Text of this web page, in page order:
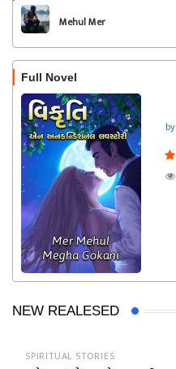
Mehul Mer
Full Novel
NEW REALESED
SPIRITUAL STORIES